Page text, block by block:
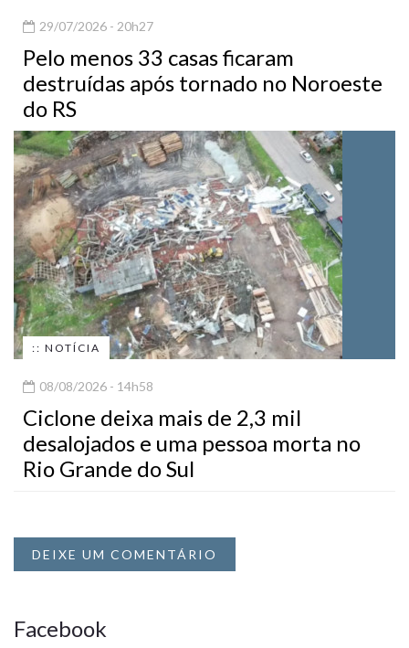
29/07/2026 - 20h27
Pelo menos 33 casas ficaram
destruídas após tornado no Noroeste
do RS
:: NOTÍCIA
08/08/2026 - 14h58
Ciclone deixa mais de 2,3 mil
desalojados e uma pessoa morta no
Rio Grande do Sul
DEIXE UM COMENTÁRIO
Facebook